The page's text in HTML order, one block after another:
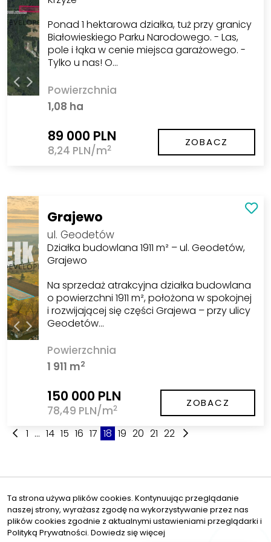
Ponad 1 hektarowa działka, tuż przy granicy
Białowieskiego Parku Narodowego. - Las,
pole i łąka w cenie miejsca garażowego. -
Tylko u nas! O…
Powierzchnia
1,08 ha
89 000 PLN
8,24 PLN/m2 ZOBACZ
Grajewo
ul. Geodetów
Działka budowlana 1911 m² – ul. Geodetów,
Grajewo
Na sprzedaż atrakcyjna działka budowlana
o powierzchni 1911 m², położona w spokojnej
i rozwijającej się części Grajewa – przy ulicy
Geodetów…
Powierzchnia
1 911 m2
150 000 PLN
78,49 PLN/m2 ZOBACZ
1 ... 14 15 16 17 18 19 20 21 22
Ta strona używa plików cookies. Kontynuując przeglądanie
naszej strony, wyrażasz zgodę na wykorzystywanie przez nas
plików cookies zgodnie z aktualnymi ustawieniami przeglądarki i
Polityką Prywatności. Dowiedz się więcej